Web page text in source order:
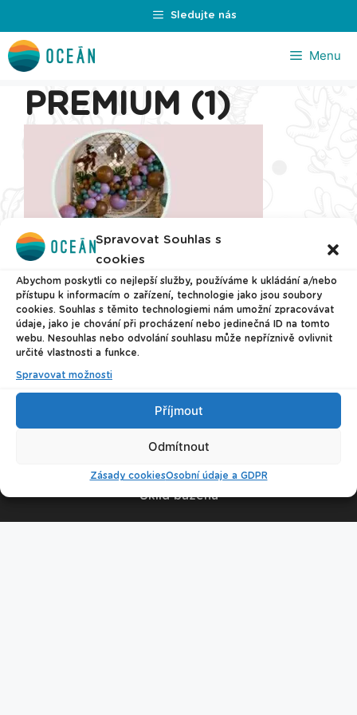
Spravovat Souhlas s
cookies
Abychom poskytli co nejlepší služby, používáme k ukládání a/nebo
přístupu k informacím o zařízení, technologie jako jsou soubory
cookies. Souhlas s těmito technologiemi nám umožní zpracovávat
údaje, jako je chování při procházení nebo jedinečná ID na tomto
webu. Nesouhlas nebo odvolání souhlasu může nepříznivě ovlivnit
určité vlastnosti a funkce.
Spravovat možnosti
Příjmout
Odmítnout
Zásady cookiesOsobní údaje a GDPR
na
obsah
Sledujte nás
Menu
PREMIUM (1)
© 2026 Plavecké centrum Oceán
Úklid bazénu